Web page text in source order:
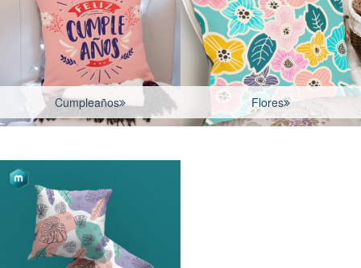
Cumpleaños Flores